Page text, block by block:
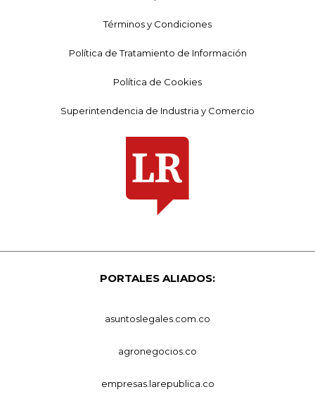
Términos y Condiciones
Política de Tratamiento de Información
Política de Cookies
Superintendencia de Industria y Comercio
PORTALES ALIADOS:
asuntoslegales.com.co
agronegocios.co
empresas.larepublica.co